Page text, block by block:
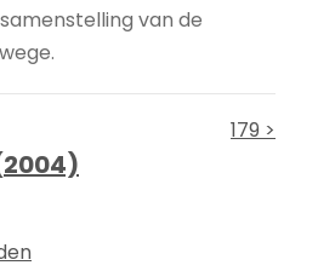
van de
179 >